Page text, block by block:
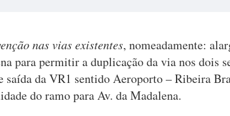
nas vias existentes, nomeadamente:
para permitir a duplicação da via nos dois
saída da VR1 sentido Aeroporto – Ribeira
do ramo para Av. da Madalena.